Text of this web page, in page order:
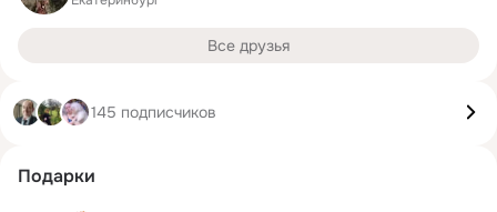
Все друзья
145 подписчиков
Подарки